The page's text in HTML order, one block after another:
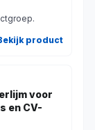
product
voor
en CV-